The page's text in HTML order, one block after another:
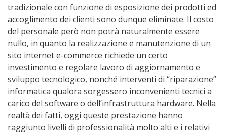
tradizionale con funzione di esposizione dei prodotti ed
accoglimento dei clienti sono dunque eliminate. Il costo
del personale però non potrà naturalmente essere
nullo, in quanto la realizzazione e manutenzione di un
sito internet e-commerce richiede un certo
investimento e regolare lavoro di aggiornamento e
sviluppo tecnologico, nonché interventi di “riparazione”
informatica qualora sorgessero inconvenienti tecnici a
carico del software o dell’infrastruttura hardware. Nella
realtà dei fatti, oggi queste prestazione hanno
raggiunto livelli di professionalità molto alti e i relativi